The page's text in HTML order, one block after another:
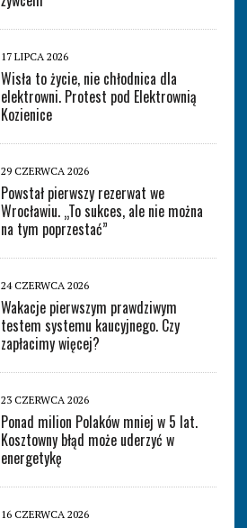
17 LIPCA 2026
Wisła to życie, nie chłodnica dla
elektrowni. Protest pod Elektrownią
Kozienice
29 CZERWCA 2026
Powstał pierwszy rezerwat we
Wrocławiu. „To sukces, ale nie można
na tym poprzestać”
24 CZERWCA 2026
Wakacje pierwszym prawdziwym
testem systemu kaucyjnego. Czy
zapłacimy więcej?
23 CZERWCA 2026
Ponad milion Polaków mniej w 5 lat.
Kosztowny błąd może uderzyć w
energetykę
16 CZERWCA 2026